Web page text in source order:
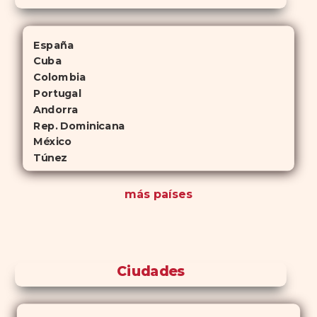
España
Cuba
Colombia
Portugal
Andorra
Rep. Dominicana
México
Túnez
más países
Ciudades